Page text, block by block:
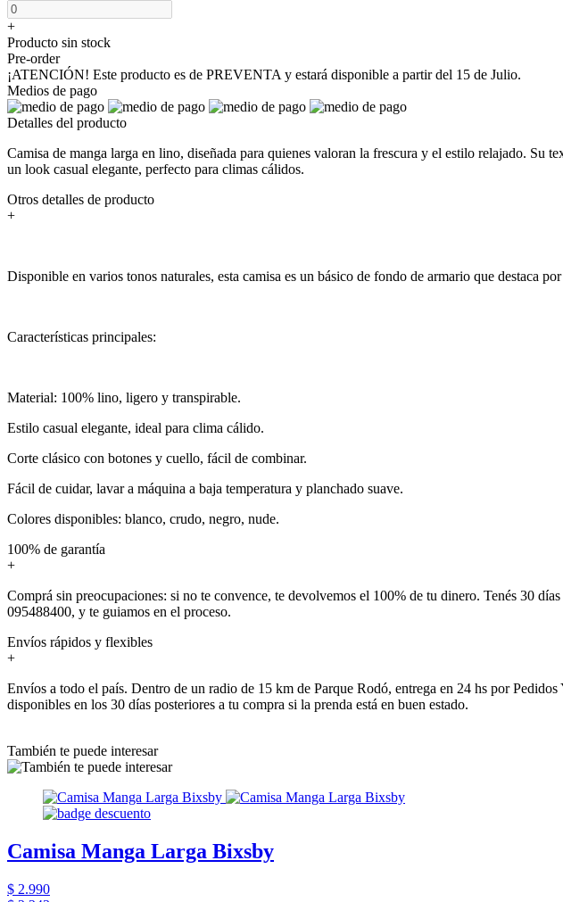
+
Producto sin stock
Pre-order
¡ATENCIÓN! Este producto es de PREVENTA y estará disponible a partir del 15 de Julio.
Medios de pago
Detalles del producto
Camisa de manga larga en lino, diseñada para quienes valoran la frescura y el estilo relajado.
un look casual elegante, perfecto para climas cálidos.
Otros detalles de producto
+
Disponible en varios tonos naturales, esta camisa es un básico de fondo de armario que destaca
Características principales:
Material: 100% lino, ligero y transpirable.
Estilo casual elegante, ideal para clima cálido.
Corte clásico con botones y cuello, fácil de combinar.
Fácil de cuidar, lavar a máquina a baja temperatura y planchado suave.
Colores disponibles: blanco, crudo, negro, nude.
100% de garantía
+
Comprá sin preocupaciones: si no te convence, te devolvemos el 100% de tu dinero. Tenés 30
095488400, y te guiamos en el proceso.
Envíos rápidos y flexibles
+
Envíos a todo el país. Dentro de un radio de 15 km de Parque Rodó, entrega en 24 hs por
disponibles en los 30 días posteriores a tu compra si la prenda está en buen estado.
También te puede interesar
Camisa Manga Larga Bixsby
$ 2.990